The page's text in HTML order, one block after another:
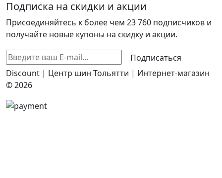
Подписка на скидки и акции
Присоединяйтесь к более чем 23 760 подписчиков и
получайте новые купоны на скидку и акции.
Подписаться
Discount | Центр шин Тольятти | Интернет-магазин
© 2026